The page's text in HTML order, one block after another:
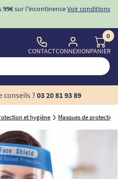
99€sur l'incontinenceVoir conditions
CONTACTCONNEXION
0
PANIER
conseils ? 03 20 81 93 89
et hygiène Masques de protection